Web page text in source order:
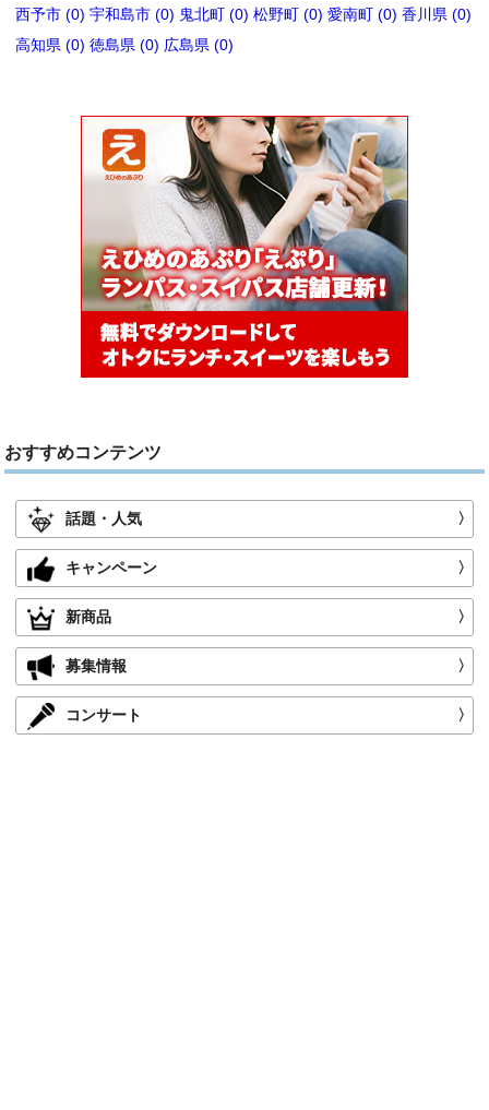
西予市 (0) 宇和島市 (0) 鬼北町 (0) 松野町 (0) 愛南町 (0) 香川県 (0)
高知県 (0) 徳島県 (0) 広島県 (0)
おすすめコンテンツ
話題・人気 〉
キャンペーン 〉
新商品 〉
募集情報 〉
コンサート 〉